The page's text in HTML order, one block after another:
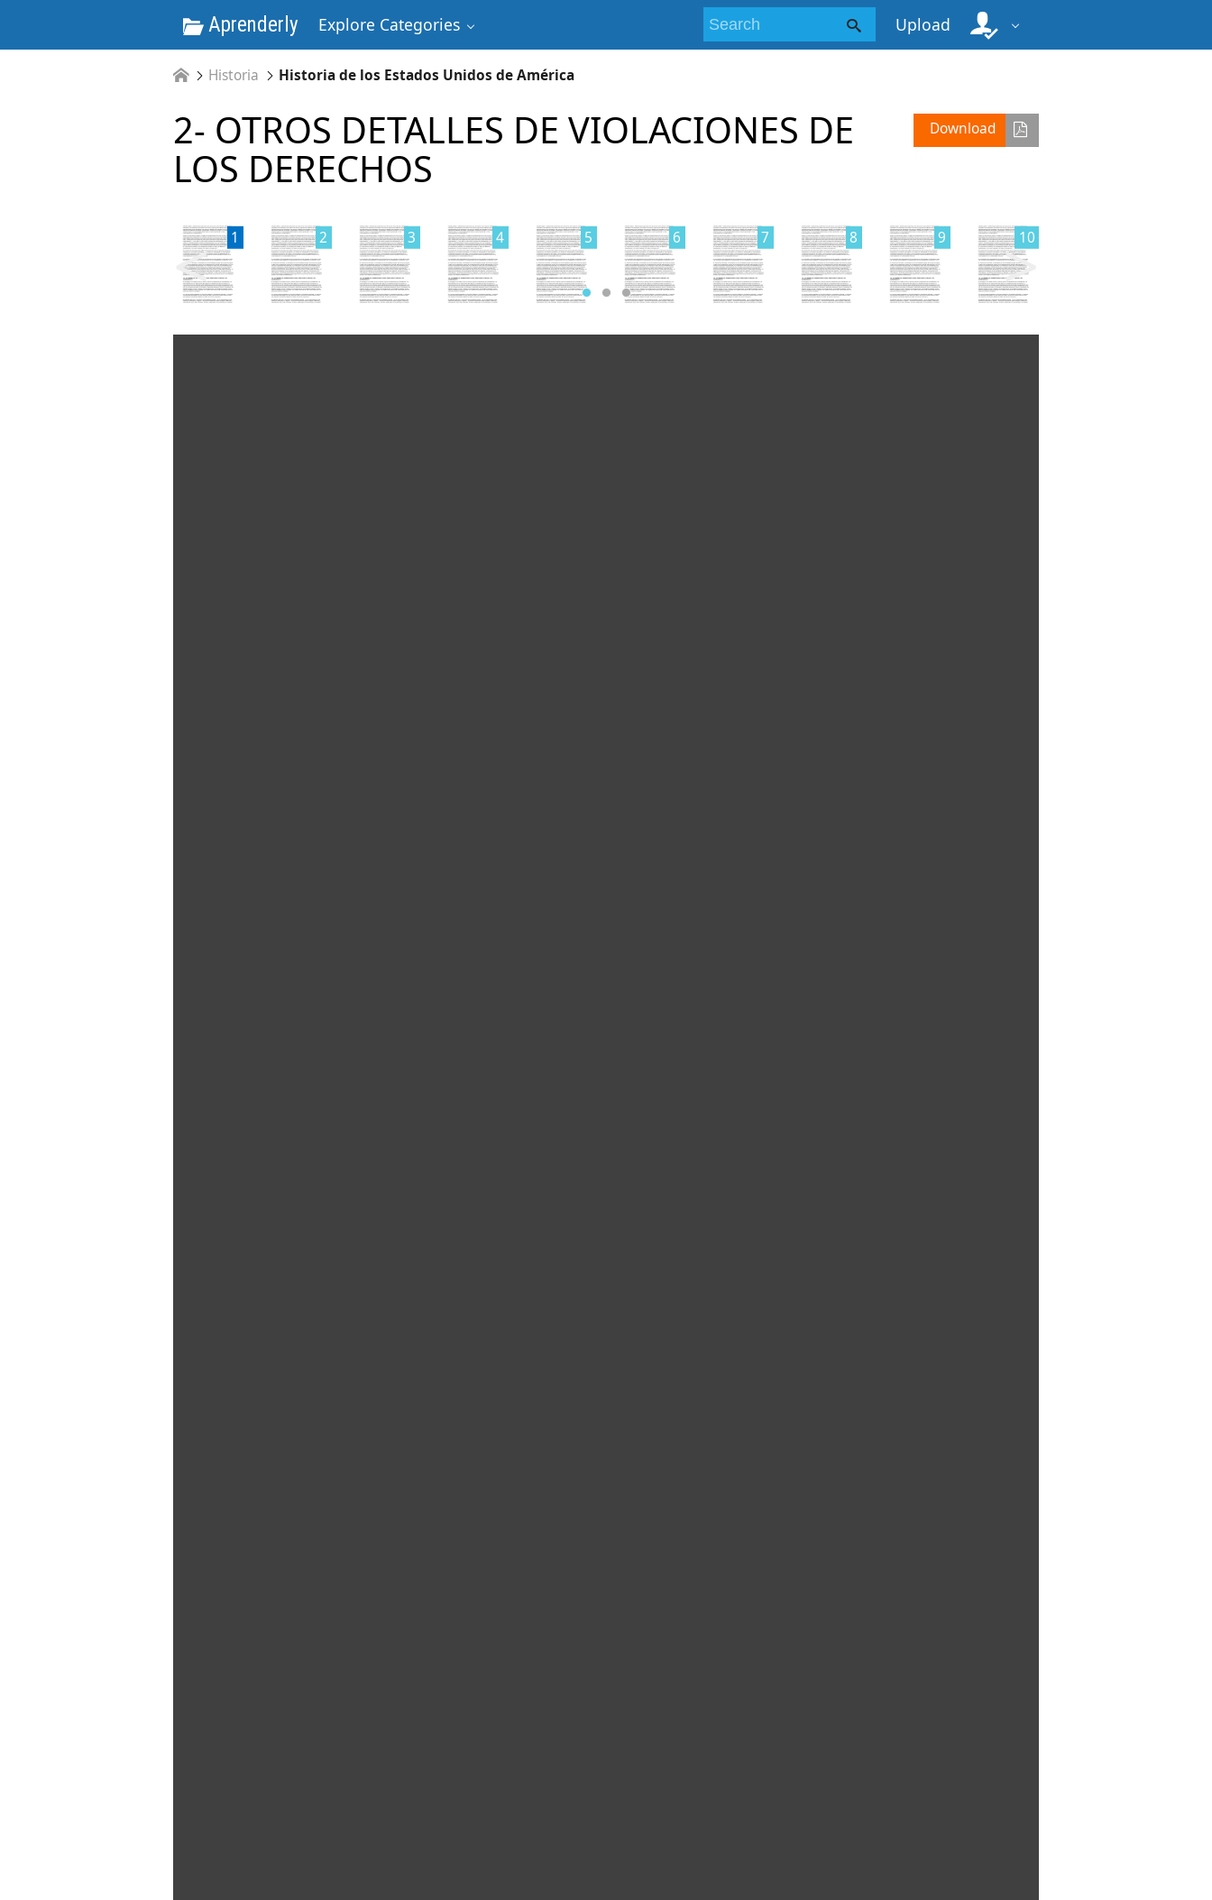
Aprenderly Explore Categories Upload
Historia Historia de los Estados Unidos de América
Download
2- OTROS DETALLES DE VIOLACIONES DE
LOS DERECHOS
1 2 3 4 5 6 7 8 9 10
>
<